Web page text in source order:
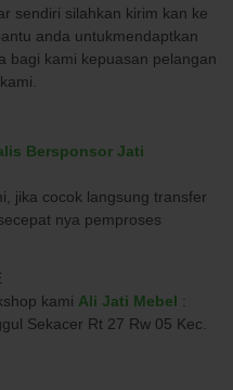
sendiri silahkan kirim kan ke
anda untukmendaptkan
bagi kami kepuasan pelangan
Bersponsor Jati
jika cocok langsung transfer
nya pemproses
kami Ali Jati Mebel :
Sekacer Rt 27 Rw 05 Kec.